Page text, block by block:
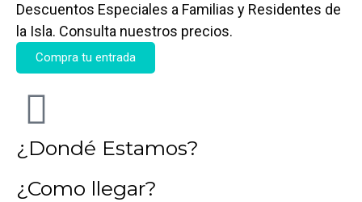
Descuentos Especiales a Familias y Residentes de
la Isla. Consulta nuestros precios.
Compra tu entrada
¿Dondé Estamos?
¿Como llegar?